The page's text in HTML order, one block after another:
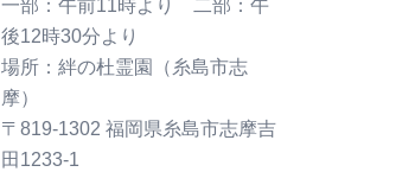
一部：午前11時より 二部：午
後12時30分より
場所：絆の杜霊園（糸島市志
摩）
〒819-1302 福岡県糸島市志摩吉
田1233-1